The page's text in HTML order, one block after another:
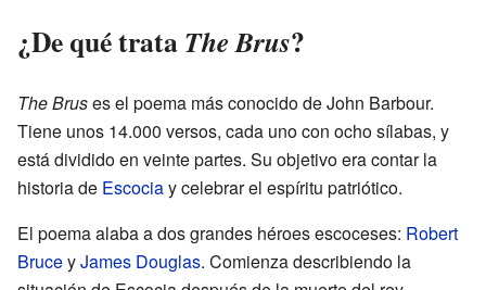
¿De qué trataThe Brus?
The Bruses el poema más conocido de John Barbour.
Tiene unos 14.000 versos, cada uno con ocho sílabas, y
está dividido en veinte partes. Su objetivo era contar la
historia de Escociay celebrar el espíritu patriótico.
El poema alaba a dos grandes héroes escoceses: Robert
BruceyJames Douglas. Comienza describiendo la